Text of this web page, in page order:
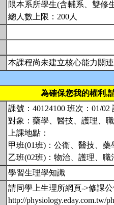
限本系所學生(含輔系、雙修
總人數上限：200人
本課程尚未建立核心能力關連
為確保您我的權利,
課號：40124100 班次：01/
對象：藥學、醫技、護理、
上課地點：
甲班(01班)：公衛、醫技、藥
乙班(02班)：物治、護理、
學習生理學知識
請同學上生理所網頁->修課
http://physiology.eday.com.tw/